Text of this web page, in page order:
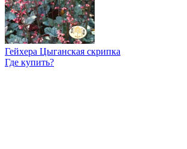
Гейхера Цыганская скрипка
Где купить?